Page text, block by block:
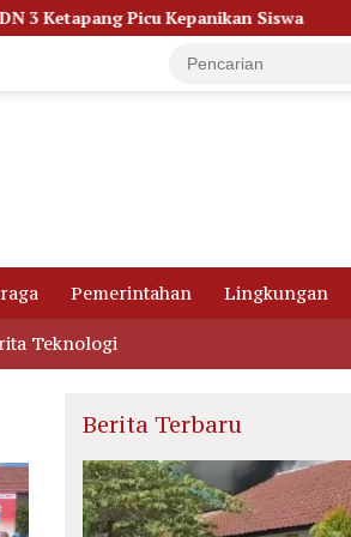
Kepanikan Siswa Dugaan
Pemerintahan Lingkungan
Teknologi
Berita Terbaru